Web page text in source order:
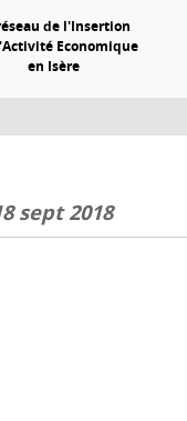
de l'Insertion
Economique
en Isère
sept 2018